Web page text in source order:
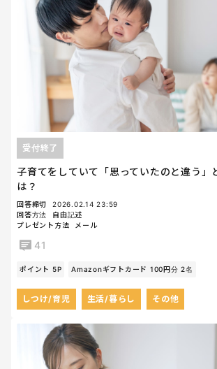
子育てをしていて「思っていたのと違う」
は？
受付終了
回答締切
2026.02.14 23:59
回答方法
自由記述
プレゼント方法
メール
41
ポイント 5P Amazonギフトカード 100円分 2名
しつけ/育児 生活/暮らし その他